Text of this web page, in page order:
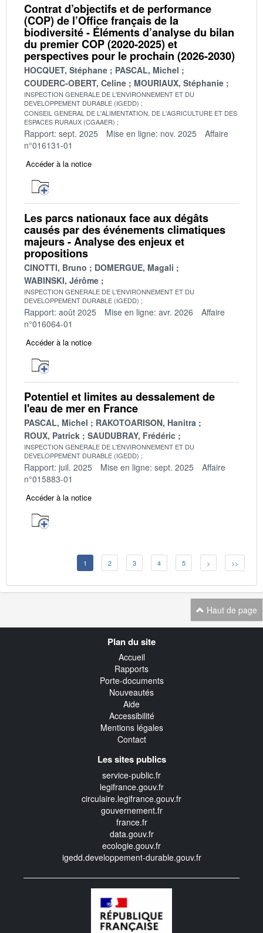
Contrat d’objectifs et de performance
(COP) de l’Office français de la
biodiversité - Éléments d’analyse du bilan
du premier COP (2020-2025) et
perspectives pour le prochain (2026-2030)
HOCQUET, Stéphane
PASCAL, Michel
COUDERC-OBERT, Celine
MOURIAUX, Stéphanie
INSPECTION GENERALE DE L'ENVIRONNEMENT ET DU
DEVELOPPEMENT DURABLE (IGEDD)
CONSEIL GENERAL DE L'ALIMENTATION, DE L'AGRICULTURE ET DES
ESPACES RURAUX (CGAAER)
Rapport: sept. 2025 Mise en ligne: nov. 2025
Affaire
n°016131-01
Accéder à la notice
Les parcs nationaux face aux dégâts
causés par des événements climatiques
majeurs - Analyse des enjeux et
propositions
CINOTTI, Bruno
DOMERGUE, Magali
WABINSKI, Jérôme
INSPECTION GENERALE DE L'ENVIRONNEMENT ET DU
DEVELOPPEMENT DURABLE (IGEDD)
Rapport: août 2025 Mise en ligne: avr. 2026
Affaire
n°016064-01
Accéder à la notice
Potentiel et limites au dessalement de
l'eau de mer en France
PASCAL, Michel
RAKOTOARISON, Hanitra
ROUX, Patrick
SAUDUBRAY, Frédéric
INSPECTION GENERALE DE L'ENVIRONNEMENT ET DU
DEVELOPPEMENT DURABLE (IGEDD)
Rapport: juil. 2025 Mise en ligne: sept. 2025
Affaire
n°015883-01
Accéder à la notice
1 2 3 4 5 > >>
Haut de page
Plan du site
Accueil
Rapports
Porte-documents
Nouveautés
Aide
Accessibilité
Mentions légales
Contact
Les sites publics
service-public.fr
legifrance.gouv.fr
circulaire.legifrance.gouv.fr
gouvernement.fr
france.fr
data.gouv.fr
ecologie.gouv.fr
igedd.developpement-durable.gouv.fr